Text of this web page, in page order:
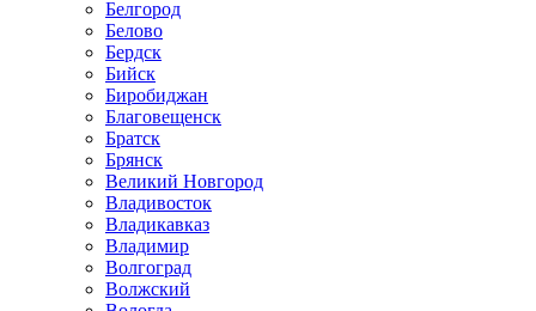
Белгород
Белово
Бердск
Бийск
Биробиджан
Благовещенск
Братск
Брянск
Великий Новгород
Владивосток
Владикавказ
Владимир
Волгоград
Волжский